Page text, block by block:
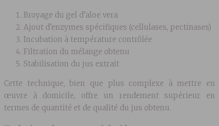
Broyage du gel d’aloe vera
Ajout d’enzymes spécifiques (cellulases, pectinases)
Incubation à température contrôlée
Filtration du mélange obtenu
Stabilisation du jus extrait
Cette technique, bien que plus complexe à mettre en
œuvre à domicile, offre un rendement supérieur en
termes de quantité et de qualité du jus obtenu.